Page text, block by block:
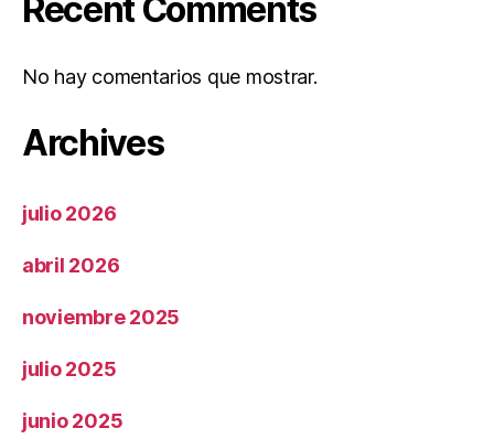
Recent Comments
No hay comentarios que mostrar.
Archives
julio 2026
abril 2026
noviembre 2025
julio 2025
junio 2025